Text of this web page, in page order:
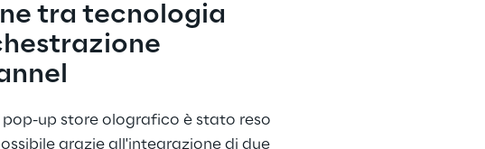
tra tecnologia
pop-up store olografico è stato reso
grazie all'integrazione di due